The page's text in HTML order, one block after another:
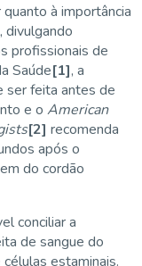
à importância
divulgando
profissionais de
Saúde[1], a
ser feita antes de
e o American
[2] recomenda
após o
do cordão
conciliar a
de sangue do
estaminais.